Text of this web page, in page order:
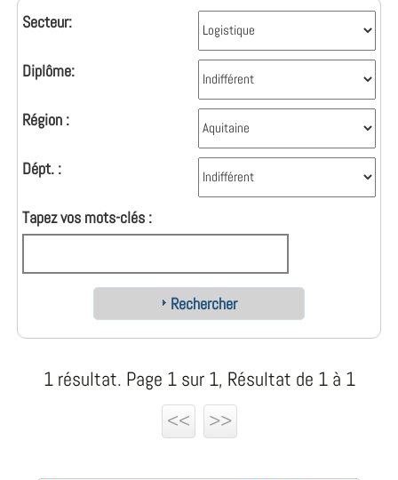
Secteur:
Diplôme:
Région :
Dépt. :
Tapez vos mots-clés :
Rechercher
1 résultat. Page 1 sur 1, Résultat de 1 à 1
<<
>>